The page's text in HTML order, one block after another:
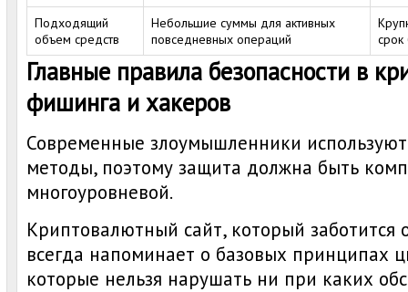
Подходящий
объем средств
Небольшие суммы для активных
повседневных операций
срок
Главные правила безопасности в
фишинга и хакеров
Современные злоумышленники
методы, поэтому защита должна быть
многоуровневой.
Криптовалютный сайт, который заботится
всегда напоминает о базовых принципах
которые нельзя нарушать ни при каких